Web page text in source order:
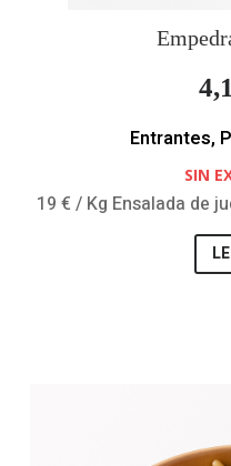
Entrantes,
SIN
19 € / Kg Ensalada de